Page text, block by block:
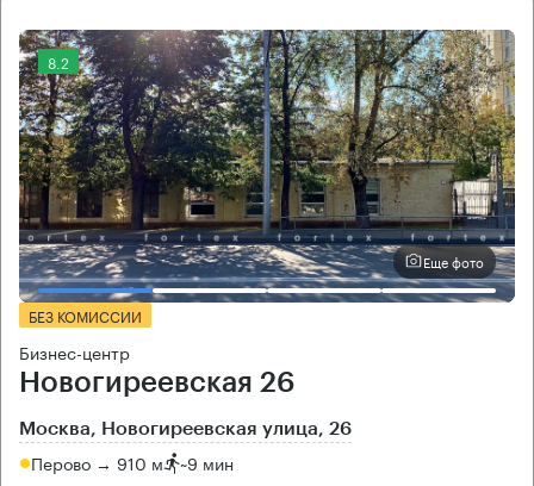
8.2
Еще фото
БЕЗ КОМИССИИ
Бизнес-центр
Новогиреевская 26
Москва, Новогиреевская улица, 26
Перово → 910 м ~9 мин